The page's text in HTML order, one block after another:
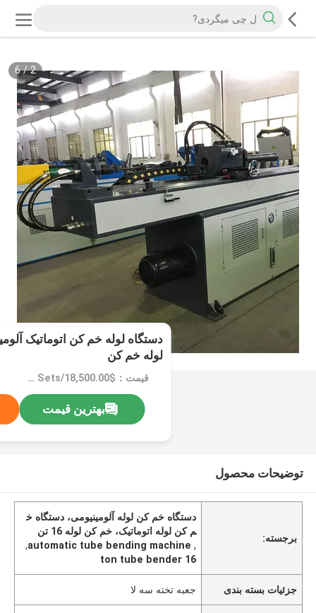
2
/
6
لوله خم کن
قیمت：$18,500.00/Sets >=1 Sets
بهترین قیمت
توضیحات محصول
برجسته:
دستگاه خم کن لوله آلومینیومی، دستگاه خ
م کن لوله اتوماتیک، خم کن لوله 16 تن
,
automatic tube bending machine
,
16 ton tube bender
جزئیات بسته بندی جعبه تخته سه لا